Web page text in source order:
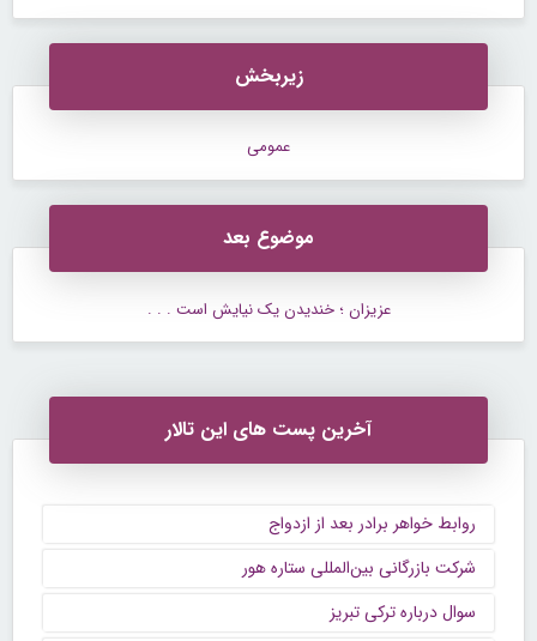
زیربخش
عمومی
موضوع بعد
عزیزان ؛ خندیدن یک نیایش است . . .
آخرین پست های این تالار
روابط خواهر برادر بعد از ازدواج
شرکت بازرگانی بین‌المللی ستاره هور
سوال درباره ترکی تبریز